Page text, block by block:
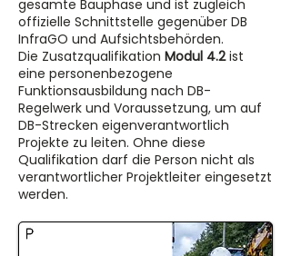
gesamte Bauphase und ist zugleich
offizielle Schnittstelle gegenüber DB
InfraGO und Aufsichtsbehörden.
Die Zusatzqualifikation Modul 4.2ist
eine personenbezogene
Funktionsausbildung nach DB-
Regelwerk und Voraussetzung, um auf
DB-Strecken eigenverantwortlich
Projekte zu leiten. Ohne diese
Qualifikation darf die Person nicht als
verantwortlicher Projektleiter eingesetzt
werden.